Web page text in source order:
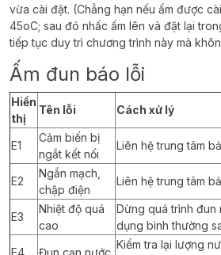
vừa cài đặt. (Chẳng hạn nếu ấm được
45oC; sau đó nhấc ấm lên và đặt lại
tiếp tục duy trì chương trình này mà
Ấm đun báo lỗi
Hiển
thị
Tên lỗi Cách xử lý
E1
Cảm biến bị
ngắt kết nối
Liên hệ trung tâm
E2
Ngắn mạch,
chập điện
Liên hệ trung tâm
E3
Nhiệt độ quá
cao
Dừng quá trình đun
dụng bình thường
E4
Đun cạn nước
Kiểm tra lại lượng